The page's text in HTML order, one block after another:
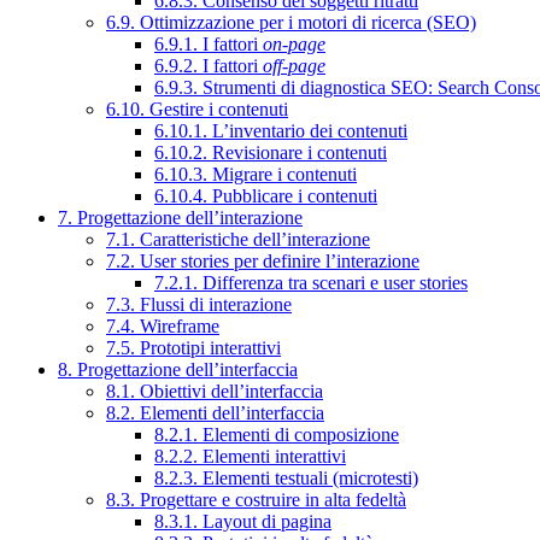
6.9. Ottimizzazione per i motori di ricerca (SEO)
6.9.1. I fattori on-page
6.9.2. I fattori off-page
6.9.3. Strumenti di diagnostica SEO: Search
6.10. Gestire i contenuti
6.10.1. L’inventario dei contenuti
6.10.2. Revisionare i contenuti
6.10.3. Migrare i contenuti
6.10.4. Pubblicare i contenuti
7. Progettazione dell’interazione
7.1. Caratteristiche dell’interazione
7.2. User stories per definire l’interazione
7.2.1. Differenza tra scenari e user stories
7.3. Flussi di interazione
7.4. Wireframe
7.5. Prototipi interattivi
8. Progettazione dell’interfaccia
8.1. Obiettivi dell’interfaccia
8.2. Elementi dell’interfaccia
8.2.1. Elementi di composizione
8.2.2. Elementi interattivi
8.2.3. Elementi testuali (microtesti)
8.3. Progettare e costruire in alta fedeltà
8.3.1. Layout di pagina